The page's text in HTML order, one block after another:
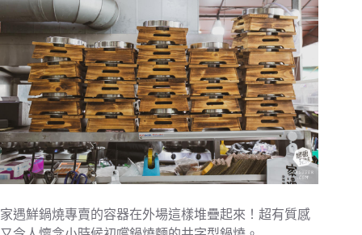
家遇鮮鍋燒專賣的容器在外場這樣堆疊起來！超有質感